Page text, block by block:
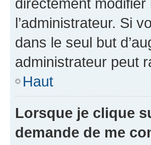
l’administrateur. Si
dans le seul but
administrateur peut
Haut
Lorsque je clique
demande de me